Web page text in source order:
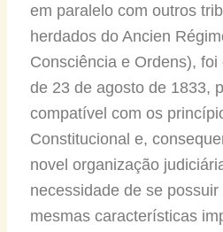
em paralelo com outros
herdados do Ancien
Consciência e Ordens),
de 23 de agosto de 1833,
compatível com os
Constitucional e,
novel organização
necessidade de se
mesmas características